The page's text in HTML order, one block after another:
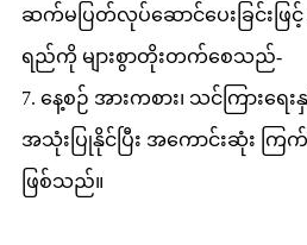
ဆက်မပြတ်လုပ်ဆောင်ပေးခြင်းဖြင့်
ရည်ကို များစွာတိုးတက်စေသည်-
7. နေ့စဉ် အားကစား၊ သင်ကြားရ
အသုံးပြုနိုင်ပြီး အကောင်းဆုံး ကြ
ဖြစ်သည်။